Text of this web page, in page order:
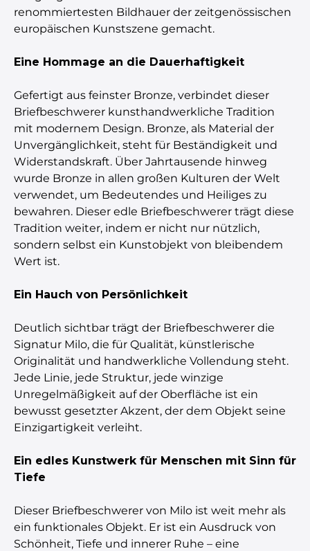
renommiertesten Bildhauer der zeitgenössischen
europäischen Kunstszene gemacht.
Eine Hommage an die Dauerhaftigkeit
Gefertigt aus feinster Bronze, verbindet dieser
Briefbeschwerer kunsthandwerkliche Tradition
mit modernem Design. Bronze, als Material der
Unvergänglichkeit, steht für Beständigkeit und
Widerstandskraft. Über Jahrtausende hinweg
wurde Bronze in allen großen Kulturen der Welt
verwendet, um Bedeutendes und Heiliges zu
bewahren. Dieser edle Briefbeschwerer trägt diese
Tradition weiter, indem er nicht nur nützlich,
sondern selbst ein Kunstobjekt von bleibendem
Wert ist.
Ein Hauch von Persönlichkeit
Deutlich sichtbar trägt der Briefbeschwerer die
Signatur Milo, die für Qualität, künstlerische
Originalität und handwerkliche Vollendung steht.
Jede Linie, jede Struktur, jede winzige
Unregelmäßigkeit auf der Oberfläche ist ein
bewusst gesetzter Akzent, der dem Objekt seine
Einzigartigkeit verleiht.
Ein edles Kunstwerk für Menschen mit Sinn für
Tiefe
Dieser Briefbeschwerer von Milo ist weit mehr als
ein funktionales Objekt. Er ist ein Ausdruck von
Schönheit, Tiefe und innerer Ruhe – eine